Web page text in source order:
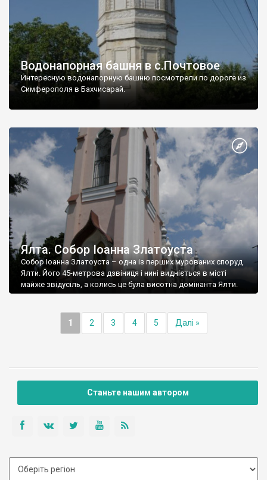
Водонапорная башня в с.Почтовое
Интересную водонапорную башню посмотрели по дороге из
Симферополя в Бахчисарай.
Ялта. Собор Іоанна Златоуста
Собор Іоанна Златоуста – одна із перших мурованих споруд
Ялти. Його 45-метрова дзвіниця і нині видніється в місті
майже звідусіль, а колись це була висотна домінанта Ялти.
1 2 3 4 5 Далі »
Станьте нашим автором